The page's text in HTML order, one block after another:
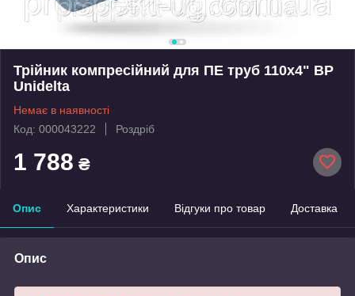
Трійник компресійний для ПЕ труб 110х4" ВР
Unidelta
Немає в наявності
Код: 000043222
Роздріб
1 788 ₴
Опис Характеристики Відгуки про товар Доставка
Опис